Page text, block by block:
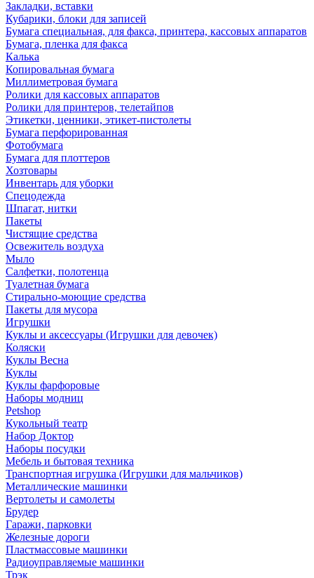
Закладки, вставки
Кубарики, блоки для записей
Бумага специальная, для факса, принтера, кассовых аппаратов
Бумага, пленка для факса
Калька
Копировальная бумага
Миллиметровая бумага
Ролики для кассовых аппаратов
Ролики для принтеров, телетайпов
Этикетки, ценники, этикет-пистолеты
Бумага перфорированная
Фотобумага
Бумага для плоттеров
Хозтовары
Инвентарь для уборки
Спецодежда
Шпагат, нитки
Пакеты
Чистящие средства
Освежитель воздуха
Мыло
Салфетки, полотенца
Туалетная бумага
Стирально-моющие средства
Пакеты для мусора
Игрушки
Куклы и аксессуары (Игрушки для девочек)
Коляски
Куклы Весна
Куклы
Куклы фарфоровые
Наборы модниц
Petshop
Кукольный театр
Набор Доктор
Наборы посудки
Мебель и бытовая техника
Транспортная игрушка (Игрушки для мальчиков)
Металлические машинки
Вертолеты и самолеты
Брудер
Гаражи, парковки
Железные дороги
Пластмассовые машинки
Радиоуправляемые машинки
Трэк